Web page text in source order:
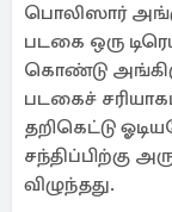
பொலிஸார்
படகை ஒரு
கொண்டு
படகைச்
தறிகெட்டு
சந்திப்பிற்கு
விழுந்தது.